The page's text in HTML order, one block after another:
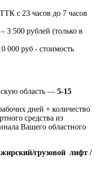
с 23 часов до 7 часов
3 500 рублей (только в
000 руб - стоимость
область — 5-15
дней + количество
средства из
Вашего областного
грузовой лифт /